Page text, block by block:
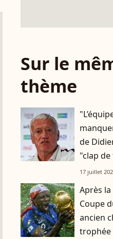
Sur le
thème
de
"clap de
17 juillet
Après
Coupe
ancien
trophée